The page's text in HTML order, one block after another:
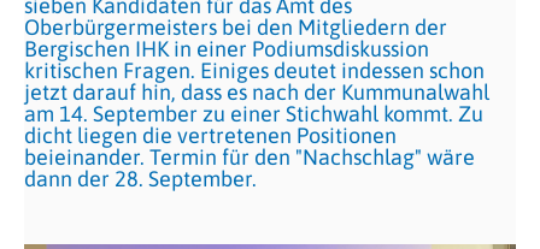
sieben Kandidaten für das Amt des
Oberbürgermeisters bei den Mitgliedern der
Bergischen IHK in einer Podiumsdiskussion
kritischen Fragen. Einiges deutet indessen schon
jetzt darauf hin, dass es nach der Kummunalwahl
am 14. September zu einer Stichwahl kommt. Zu
dicht liegen die vertretenen Positionen
beieinander. Termin für den "Nachschlag" wäre
dann der 28. September.